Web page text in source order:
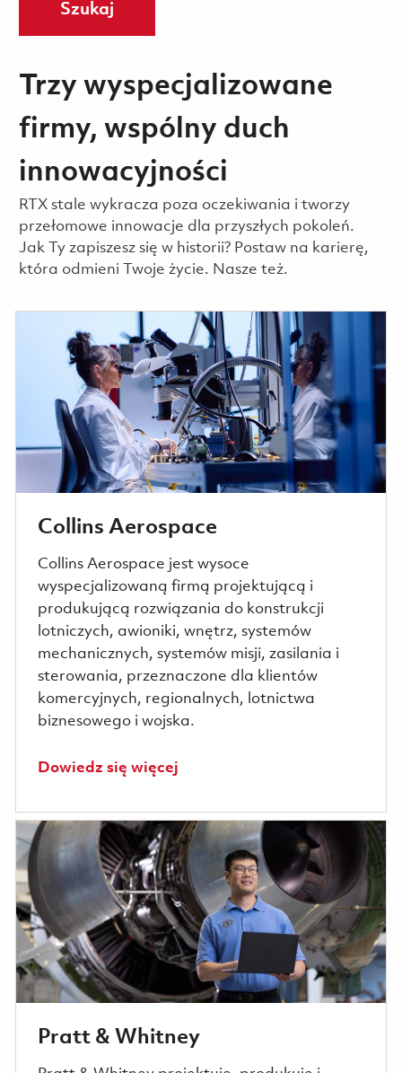
Szukaj
Trzy wyspecjalizowane
firmy, wspólny duch
innowacyjności
RTX stale wykracza poza oczekiwania i tworzy
przełomowe innowacje dla przyszłych pokoleń.
Jak Ty zapiszesz się w historii? Postaw na karierę,
która odmieni Twoje życie. Nasze też.
Collins Aerospace
Collins Aerospace jest wysoce
wyspecjalizowaną firmą projektującą i
produkującą rozwiązania do konstrukcji
lotniczych, awioniki, wnętrz, systemów
mechanicznych, systemów misji, zasilania i
sterowania, przeznaczone dla klientów
komercyjnych, regionalnych, lotnictwa
biznesowego i wojska.
Dowiedz się więcej
Pratt & Whitney